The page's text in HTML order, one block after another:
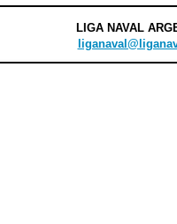
LIGA NAVAL